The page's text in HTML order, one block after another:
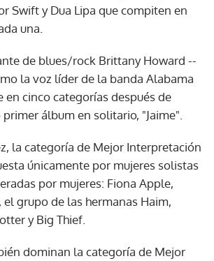
Swift y Dua Lipa que compiten en
una.
de blues/rock Brittany Howard --
la voz líder de la banda Alabama
en cinco categorías después de
álbum en solitario, "Jaime".
la categoría de Mejor Interpretación
únicamente por mujeres solistas
por mujeres: Fiona Apple,
el grupo de las hermanas Haim,
y Big Thief.
dominan la categoría de Mejor